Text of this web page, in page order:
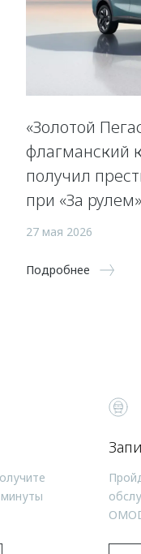
«Золотой
флагманский
получил
при «За рулем»
27 мая 2026
Подробнее